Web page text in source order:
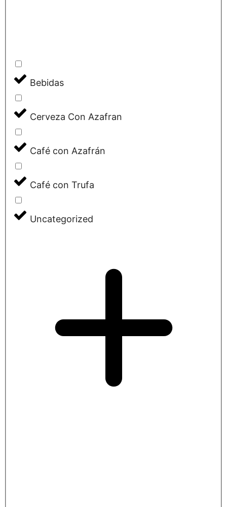
Bebidas
Cerveza Con Azafran
Café con Azafrán
Café con Trufa
Uncategorized